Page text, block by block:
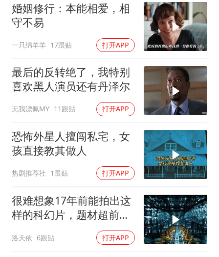
上半年全球新能源乘用车销量1122万台
加沙约14万栋建筑被完全摧毁
从科技创新看开局起步的时与势
婚姻修行：本能相爱，相
守不易
一只绵羊羊 17跟贴 打开APP
最后的反转绝了，我特别
喜欢黑人演员还有丹泽尔
无我漂佩MY 11跟贴 打开APP
恐怖外星人擅闯私宅，女
孩直接教其做人
热剧推荐社 1跟贴 打开APP
很难想象17年前能拍出这
样的科幻片，题材超前！
洛天依 6跟贴 打开APP